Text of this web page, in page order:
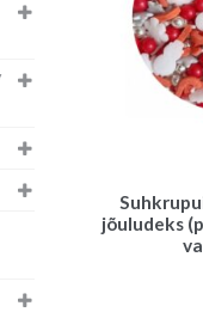
jõuludeks